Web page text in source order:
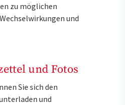
zu möglichen
und
und Fotos
Sie sich den
und